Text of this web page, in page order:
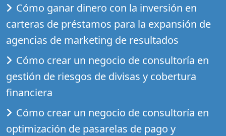
Cómo ganar dinero con la inversión en
carteras de préstamos para la expansión de
agencias de marketing de resultados
Cómo crear un negocio de consultoría en
gestión de riesgos de divisas y cobertura
financiera
Cómo crear un negocio de consultoría en
optimización de pasarelas de pago y